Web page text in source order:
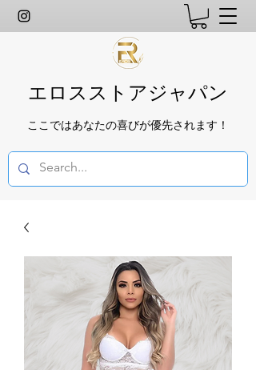
エロスストアジャパン
ここではあなたの喜びが優先されます！